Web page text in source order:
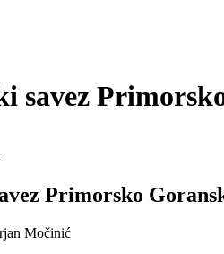
savez
Primorsko
Močinić